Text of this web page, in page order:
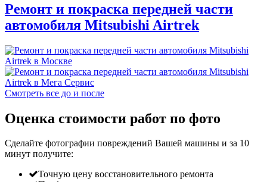
Ремонт и покраска передней части
автомобиля Mitsubishi Airtrek
Смотреть все до и после
Оценка стоимости работ по фото
Сделайте фотографии повреждений Вашей машины и за 10
минут получите:
Точную цену восстановительного ремонта